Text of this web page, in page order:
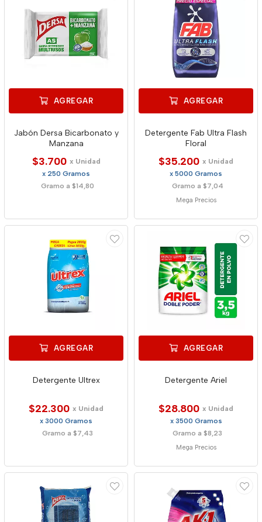
AGREGAR
Jabón Dersa Bicarbonato y
Manzana
$3.700 x Unidad
x 250 Gramos
Gramo a $14,80
AGREGAR
Detergente Fab Ultra Flash
Floral
$35.200 x Unidad
x 5000 Gramos
Gramo a $7,04
Mega Precios
AGREGAR
Detergente Ultrex
$22.300 x Unidad
x 3000 Gramos
Gramo a $7,43
AGREGAR
Detergente Ariel
$28.800 x Unidad
x 3500 Gramos
Gramo a $8,23
Mega Precios